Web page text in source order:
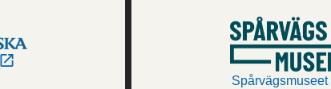
Spårvägsmuseet